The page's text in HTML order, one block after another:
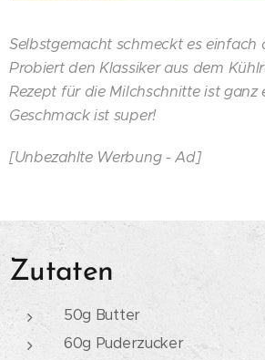
Selbstgemacht schmeckt es einfach
Probiert den Klassiker aus dem
Rezept für die Milchschnitte ist
Geschmack ist super!
[Unbezahlte Werbung - Ad]
Zutaten
50g Butter
60g Puderzucker